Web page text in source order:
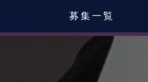
募集一覧